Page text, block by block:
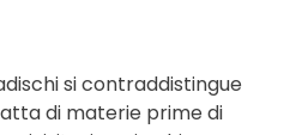
si contraddistingue
di materie prime di